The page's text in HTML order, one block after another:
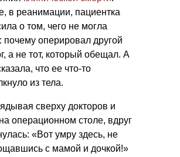
в реанимации, пациентка
о том, чего не могла
почему оперировал другой
а не тот, который обещал. А
что ее что-то
из тела.
сверху докторов и
операционном столе, вдруг
«Вот умру здесь, не
с мамой и дочкой!»